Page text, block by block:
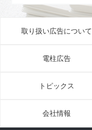
取り扱い広告について
電柱広告
トピックス
会社情報